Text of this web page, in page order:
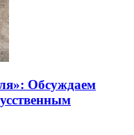
Обсуждаем